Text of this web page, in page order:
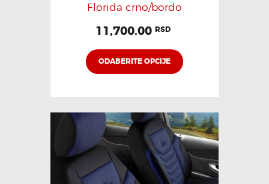
Florida crno/bordo
11,700.00 RSD
ODABERITE OPCIJE